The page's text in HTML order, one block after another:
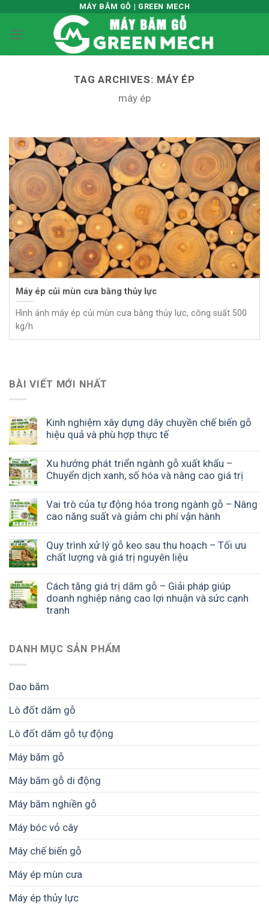
content
MÁY BĂM GỖ | GREEN MECH
TAG ARCHIVES: MÁY ÉP
máy ép
BÀI VIẾT MỚI NHẤT
Kinh nghiệm xây dựng dây chuyền chế biến gỗ
hiệu quả và phù hợp thực tế
Xu hướng phát triển ngành gỗ xuất khẩu –
Chuyển dịch xanh, số hóa và nâng cao giá trị
Vai trò của tự động hóa trong ngành gỗ – Nâng
cao năng suất và giảm chi phí vận hành
Quy trình xử lý gỗ keo sau thu hoạch – Tối ưu
chất lượng và giá trị nguyên liệu
Cách tăng giá trị dăm gỗ – Giải pháp giúp
doanh nghiệp nâng cao lợi nhuận và sức cạnh
tranh
DANH MỤC SẢN PHẨM
Dao băm
Lò đốt dăm gỗ
Lò đốt dăm gỗ tự động
Máy băm gỗ
Máy băm gỗ di động
Máy băm nghiền gỗ
Máy bóc vỏ cây
Máy chế biến gỗ
Máy ép mùn cưa
Máy ép thủy lực
Máy ép củi mùn cưa bằng thủy lực
Hình ảnh máy ép củi mùn cưa bằng thủy lực, công suất 500
kg/h